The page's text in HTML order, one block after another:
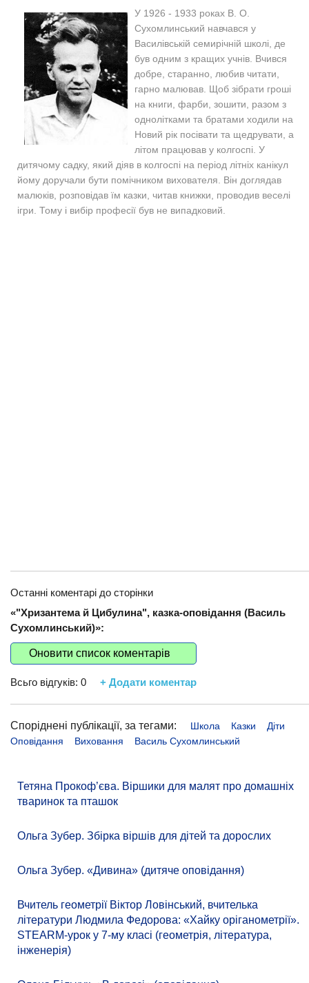
У 1926 - 1933 роках В. О.
Сухомлинський навчався у
Василівській семирічній школі, де
був одним з кращих учнів. Вчився
добре, старанно, любив читати,
гарно малював. Щоб зібрати гроші
на книги, фарби, зошити, разом з
однолітками та братами ходили на
Новий рік посівати та щедрувати, а
літом працював у колгоспі. У
дитячому садку, який діяв в колгоспі на період літніх канікул
йому доручали бути помічником вихователя. Він доглядав
малюків, розповідав їм казки, читав книжки, проводив веселі
ігри. Тому і вибір професії був не випадковий.
Останні коментарі до сторінки
«"Хризантема й Цибулина", казка-оповідання (Василь
Сухомлинський)»:
Оновити список коментарів
Всьго відгуків: 0 + Додати коментар
Споріднені публікації, за тегами: Школа Казки
Діти
Оповідання
Виховання Василь Сухомлинський
Тетяна Прокоф’єва. Віршики для малят про домашніх
тваринок та пташок
Ольга Зубер. Збірка віршів для дітей та дорослих
Ольга Зубер. «Дивина» (дитяче оповідання)
Вчитель геометрії Віктор Ловінський, вчителька
літератури Людмила Федорова: «Хайку оріганометрії».
STEARM-урок у 7-му класі (геометрія, література,
інженерія)